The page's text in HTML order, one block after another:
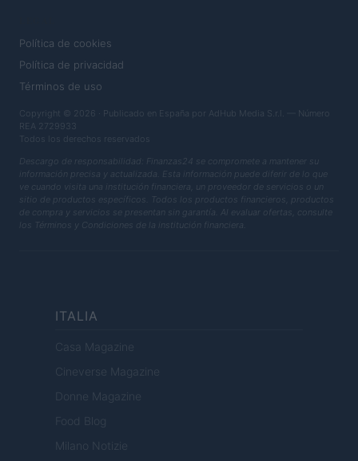
Política de cookies
Política de privacidad
Términos de uso
Copyright © 2026 · Publicado en España por AdHub Media S.r.l. — Número
REA 2729933
Todos los derechos reservados
Descargo de responsabilidad: Finanzas24 se compromete a mantener su
información precisa y actualizada. Esta información puede diferir de lo que
ve cuando visita una institución financiera, un proveedor de servicios o un
sitio de productos específicos. Todos los productos financieros, productos
de compra y servicios se presentan sin garantía. Al evaluar ofertas, consulte
los Términos y Condiciones de la institución financiera.
ITALIA
Casa Magazine
Cineverse Magazine
Donne Magazine
Food Blog
Milano Notizie